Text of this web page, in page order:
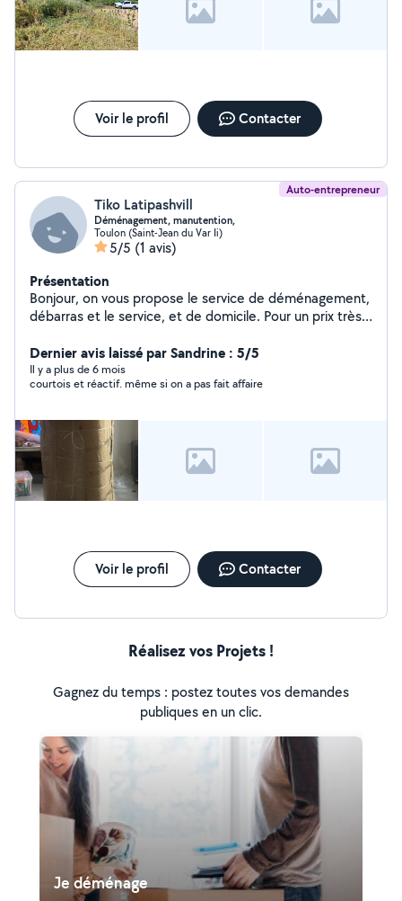
Voir le profil Contacter
Auto-entrepreneur
Tiko Latipashvill
Déménagement, manutention,
Toulon (Saint-Jean du Var Ii)
5/5 (1 avis)
Présentation
Bonjour, on vous propose le service de déménagement,
débarras et le service, et de domicile. Pour un prix très
Dernier avis laissé par Sandrine : 5/5
Il y a plus de 6 mois
courtois et réactif. même si on a pas fait affaire
Voir le profil Contacter
Réalisez vos Projets !
Gagnez du temps : postez toutes vos demandes
publiques en un clic.
Je déménage